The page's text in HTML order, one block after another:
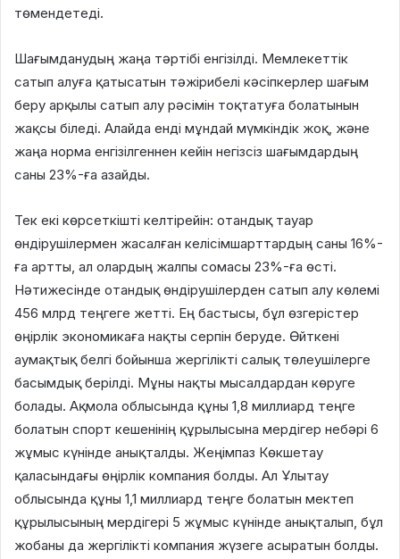
төмендетеді.
Шағымданудың жаңа тәртібі енгізілді. Мемлекеттік
сатып алуға қатысатын тәжірибелі кәсіпкерлер шағым
беру арқылы сатып алу рәсімін тоқтатуға болатынын
жақсы біледі. Алайда енді мұндай мүмкіндік жоқ, және
жаңа норма енгізілгеннен кейін негізсіз шағымдардың
саны 23%-ға азайды.
Тек екі көрсеткішті келтірейін: отандық тауар
өндірушілермен жасалған келісімшарттардың саны 16%-
ға артты, ал олардың жалпы сомасы 23%-ға өсті.
Нәтижесінде отандық өндірушілерден сатып алу көлемі
456 млрд теңгеге жетті. Ең бастысы, бұл өзгерістер
өңірлік экономикаға нақты серпін беруде. Өйткені
аумақтық белгі бойынша жергілікті салық төлеушілерге
басымдық берілді. Мұны нақты мысалдардан көруге
болады. Ақмола облысында құны 1,8 миллиард теңге
болатын спорт кешенінің құрылысына мердігер небәрі 6
жұмыс күнінде анықталды. Жеңімпаз Көкшетау
қаласындағы өңірлік компания болды. Ал Ұлытау
облысында құны 1,1 миллиард теңге болатын мектеп
құрылысының мердігері 5 жұмыс күнінде анықталып, бұл
жобаны да жергілікті компания жүзеге асыратын болды.